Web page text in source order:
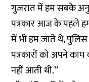
गुजरात में हम सबके
पत्रकार आज के पहले
में भी हम जाते थे, पुलिस
पत्रकारों को अपने
नहीं आती थी.’’